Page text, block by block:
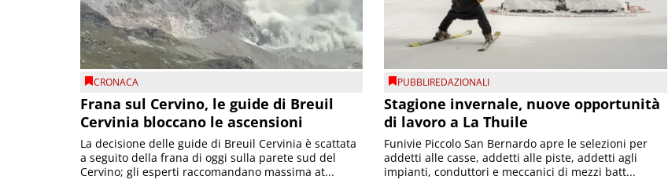
CRONACA
Frana sul Cervino, le guide di Breuil
Cervinia bloccano le ascensioni
La decisione delle guide di Breuil Cervinia è scattata
a seguito della frana di oggi sulla parete sud del
Cervino; gli esperti raccomandano massima at...
PUBBLIREDAZIONALI
Stagione invernale, nuove opportunità
di lavoro a La Thuile
Funivie Piccolo San Bernardo apre le selezioni per
addetti alle casse, addetti alle piste, addetti agli
impianti, conduttori e meccanici di mezzi batt...